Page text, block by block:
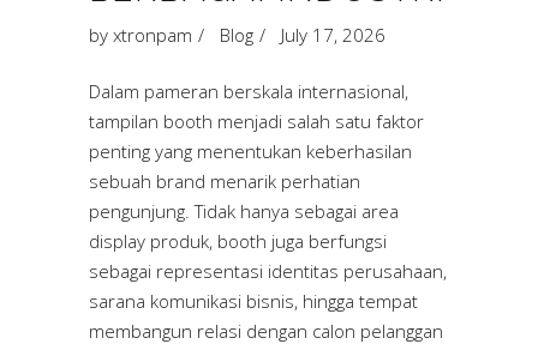
by xtronpam Blog July 17, 2026
Dalam pameran berskala internasional,
tampilan booth menjadi salah satu faktor
penting yang menentukan keberhasilan
sebuah brand menarik perhatian
pengunjung. Tidak hanya sebagai area
display produk, booth juga berfungsi
sebagai representasi identitas perusahaan,
sarana komunikasi bisnis, hingga tempat
membangun relasi dengan calon pelanggan